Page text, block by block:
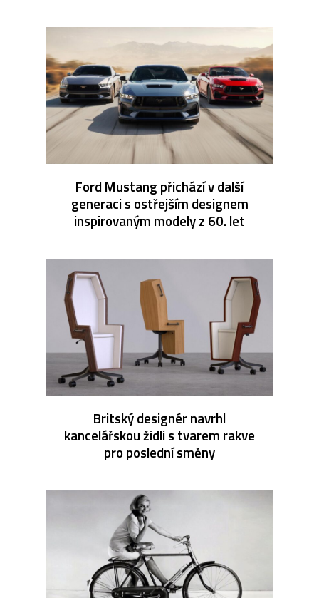
Ford Mustang přichází v další
generaci s ostřejším designem
inspirovaným modely z 60. let
Britský designér navrhl
kancelářskou židli s tvarem rakve
pro poslední směny